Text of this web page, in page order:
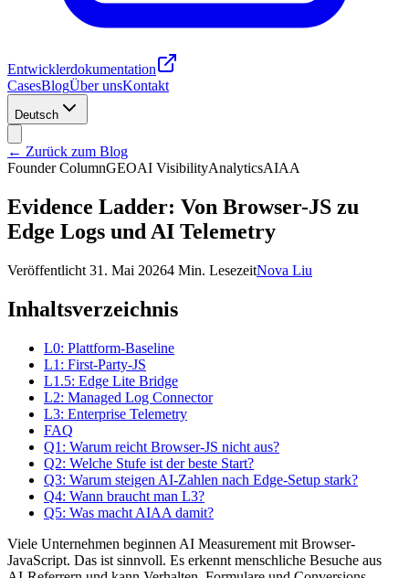
Entwicklerdokumentation
CasesBlogÜber unsKontakt
Deutsch
← Zurück zum Blog
Founder ColumnGEOAI VisibilityAnalyticsAIAA
Evidence Ladder: Von Browser-JS zu
Edge Logs und AI Telemetry
Veröffentlicht 31. Mai 20264 Min. LesezeitNova Liu
Inhaltsverzeichnis
L0: Plattform-Baseline
L1: First-Party-JS
L1.5: Edge Lite Bridge
L2: Managed Log Connector
L3: Enterprise Telemetry
FAQ
Q1: Warum reicht Browser-JS nicht aus?
Q2: Welche Stufe ist der beste Start?
Q3: Warum steigen AI-Zahlen nach Edge-Setup stark?
Q4: Wann braucht man L3?
Q5: Was macht AIAA damit?
Viele Unternehmen beginnen AI Measurement mit Browser-
JavaScript. Das ist sinnvoll. Es erkennt menschliche Besuche aus